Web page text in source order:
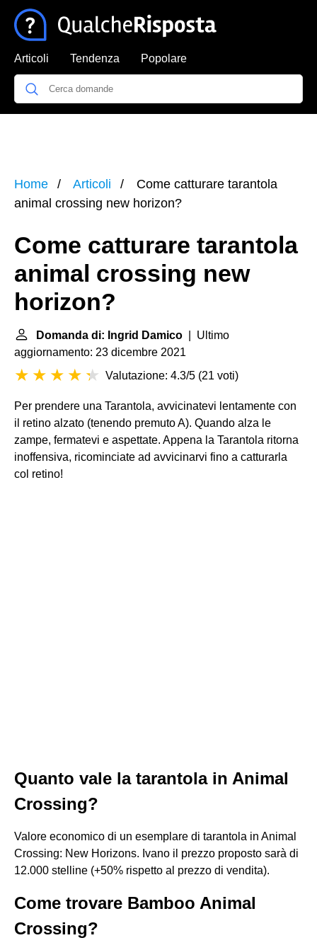
Articoli Tendenza Popolare
Home Articoli
Come catturare tarantola
animal crossing new horizon?
Come catturare tarantola
animal crossing new
horizon?
Domanda di: Ingrid Damico | Ultimo
aggiornamento: 23 dicembre 2021
Valutazione: 4.3/5 (21 voti)
Per prendere una Tarantola, avvicinatevi lentamente con
il retino alzato (tenendo premuto A). Quando alza le
zampe, fermatevi e aspettate. Appena la Tarantola ritorna
inoffensiva, ricominciate ad avvicinarvi fino a catturarla
col retino!
Quanto vale la tarantola in Animal
Crossing?
Valore economico di un esemplare di tarantola in Animal
Crossing: New Horizons. Ivano il prezzo proposto sarà di
12.000 stelline (+50% rispetto al prezzo di vendita).
Come trovare Bamboo Animal
Crossing?